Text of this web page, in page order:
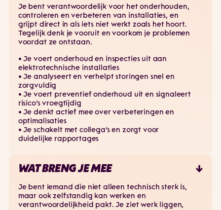
Je bent verantwoordelijk voor het onderhouden,
controleren en verbeteren van installaties, en
grijpt direct in als iets niet werkt zoals het hoort.
Tegelijk denk je vooruit en voorkom je problemen
voordat ze ontstaan.
• Je voert onderhoud en inspecties uit aan
elektrotechnische installaties
• Je analyseert en verhelpt storingen snel en
zorgvuldig
• Je voert preventief onderhoud uit en signaleert
risico’s vroegtijdig
• Je denkt actief mee over verbeteringen en
optimalisaties
• Je schakelt met collega’s en zorgt voor
duidelijke rapportages
WAT BRENG JE MEE
Je bent iemand die niet alleen technisch sterk is,
maar ook zelfstandig kan werken en
verantwoordelijkheid pakt. Je ziet werk liggen,